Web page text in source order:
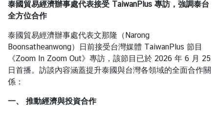
ไ
ท
|
T
r
a
e
泰國貿易經濟辦事處代表接受 TaiwanPlus 專訪，強調泰台
全方位合作
泰國貿易經濟辦事處代表文那隆（Narong
Boonsatheanwong）日前接受台灣媒體 TaiwanPlus 節目
《Zoom In Zoom Out》專訪，該節目已於 2026 年 6 月 25
日首播。訪談內容涵蓋提升泰國與台灣各領域的全面合作關
係：
一、 推動經濟與投資合作